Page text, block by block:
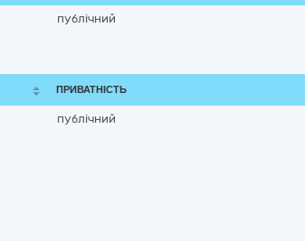
публічний
ПРИВАТНІСТЬ
публічний